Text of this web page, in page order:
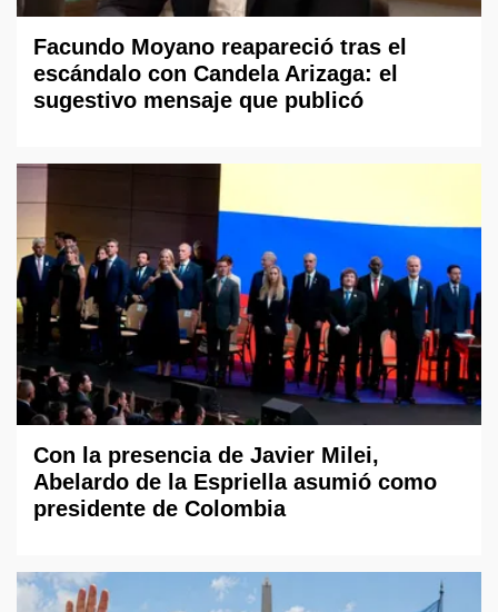
Facundo Moyano reapareció tras el
escándalo con Candela Arizaga: el
sugestivo mensaje que publicó
Con la presencia de Javier Milei,
Abelardo de la Espriella asumió como
presidente de Colombia